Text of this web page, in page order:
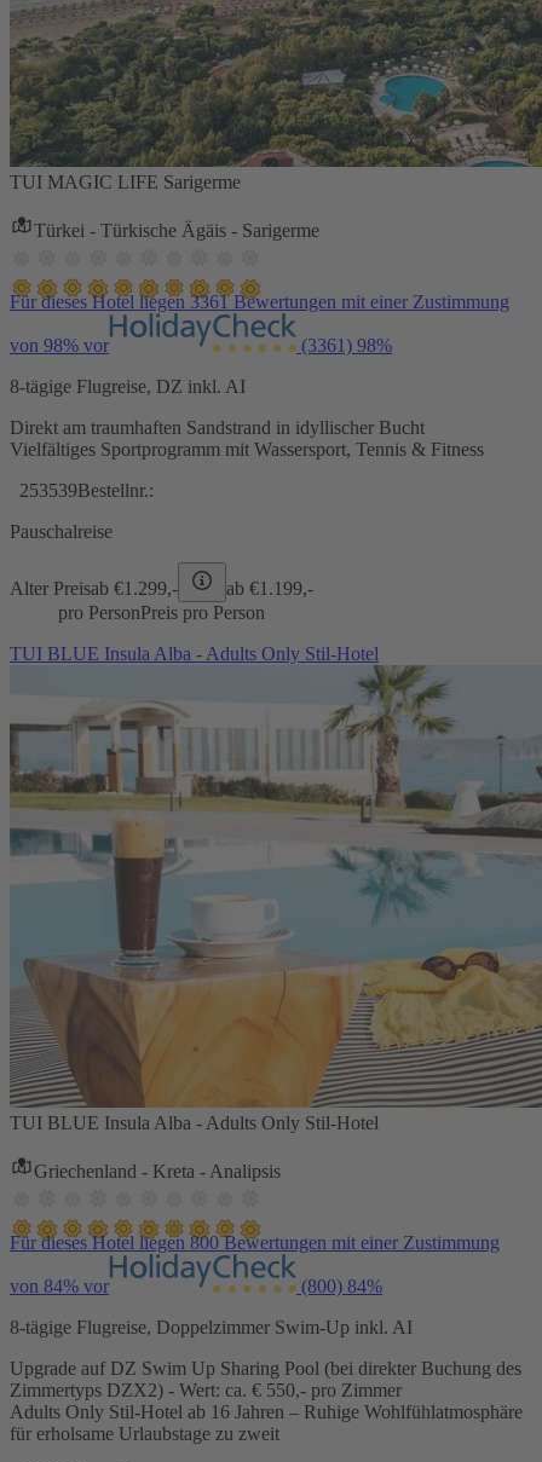
TUI MAGIC LIFE Sarigerme
Türkei - Türkische Ägäis - Sarigerme
Für dieses Hotel liegen 3361 Bewertungen mit einer Zustimmung
von 98% vor (3361) 98%
8-tägige Flugreise, DZ inkl. AI
Direkt am traumhaften Sandstrand in idyllischer Bucht
Vielfältiges Sportprogramm mit Wassersport, Tennis & Fitness
253539Bestellnr.:
Pauschalreise
Alter Preisab €1.299,- ab €1.199,-
pro PersonPreis pro Person
TUI BLUE Insula Alba - Adults Only Stil-Hotel
TUI BLUE Insula Alba - Adults Only Stil-Hotel
Griechenland - Kreta - Analipsis
Für dieses Hotel liegen 800 Bewertungen mit einer Zustimmung
von 84% vor (800) 84%
8-tägige Flugreise, Doppelzimmer Swim-Up inkl. AI
Upgrade auf DZ Swim Up Sharing Pool (bei direkter Buchung des
Zimmertyps DZX2) - Wert: ca. € 550,- pro Zimmer
Adults Only Stil-Hotel ab 16 Jahren – Ruhige Wohlfühlatmosphäre
für erholsame Urlaubstage zu zweit